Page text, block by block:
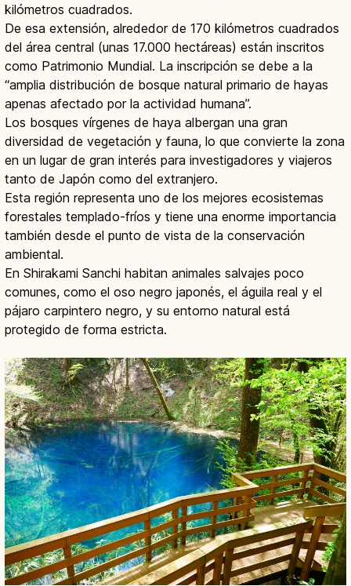
kilómetros cuadrados.
De esa extensión, alrededor de 170 kilómetros cuadrados
del área central (unas 17.000 hectáreas) están inscritos
como Patrimonio Mundial. La inscripción se debe a la
“amplia distribución de bosque natural primario de hayas
apenas afectado por la actividad humana”.
Los bosques vírgenes de haya albergan una gran
diversidad de vegetación y fauna, lo que convierte la zona
en un lugar de gran interés para investigadores y viajeros
tanto de Japón como del extranjero.
Esta región representa uno de los mejores ecosistemas
forestales templado-fríos y tiene una enorme importancia
también desde el punto de vista de la conservación
ambiental.
En Shirakami Sanchi habitan animales salvajes poco
comunes, como el oso negro japonés, el águila real y el
pájaro carpintero negro, y su entorno natural está
protegido de forma estricta.